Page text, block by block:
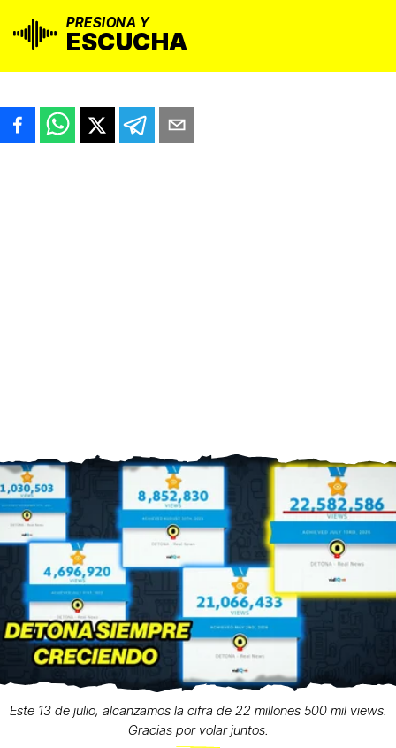
PRESIONA Y
ESCUCHA
Este 13 de julio, alcanzamos la cifra de 22 millones 500 mil views.
Gracias por volar juntos.